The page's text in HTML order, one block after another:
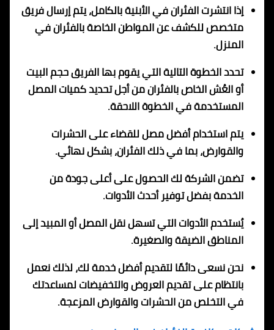
إذا انتشرت الفئران في الأبنية بالكامل، يتم إرسال فريق
متخصص للكشف عن المواطن الخاصة بالفئران في
المنزل.
تحدد الخطوة التالية التي يقوم بها الفريق حجم البيت
أو العُش الخاص بالفئران من أجل تحديد كميات المصل
المستخدمة في الخطوة اللاحقة.
يتم استخدام أفضل مصل للقضاء على الحشرات
والقوارض، بما في ذلك الفئران، بشكل نهائي.
تضمن الشركة لك الحصول على أعلى جودة من
الخدمة بفضل توفير أحدث الأدوات.
يُستخدم الأدوات التي تسهل نقل المصل أو المبيد إلى
المناطق الضيقة والصغيرة.
نحن نسعى دائمًا لتقديم أفضل خدمة لك، لذلك نعمل
بانتظام على تقديم العروض والتخفيضات لمساعدتك
في التخلص من الحشرات والقوارض المزعجة.